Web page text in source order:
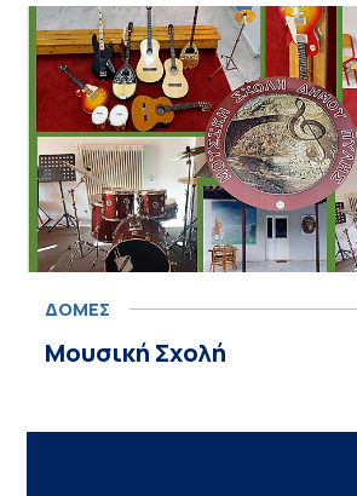
ΔΟΜΕΣ
Μουσική Σχολή